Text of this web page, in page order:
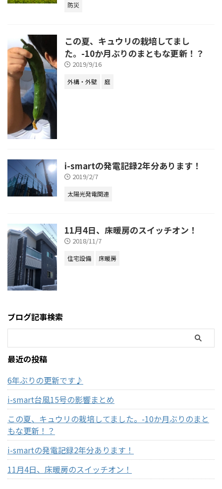
防災
この夏、キュウリの栽培してまし
た。-10か月ぶりのまともな更新！？
2019/9/16
外構・外壁 庭
i-smartの発電記録2年分あります！
2019/2/7
太陽光発電関連
11月4日、床暖房のスイッチオン！
2018/11/7
住宅設備 床暖房
ブログ記事検索
最近の投稿
6年ぶりの更新です♪
i-smart台風15号の影響まとめ
この夏、キュウリの栽培してました。-10か月ぶりのまと
もな更新！？
i-smartの発電記録2年分あります！
11月4日、床暖房のスイッチオン！